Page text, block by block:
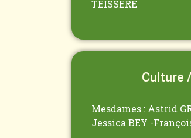
TEISSÈRE
Culture
Mesdames : Astrid
Jessica BEY -